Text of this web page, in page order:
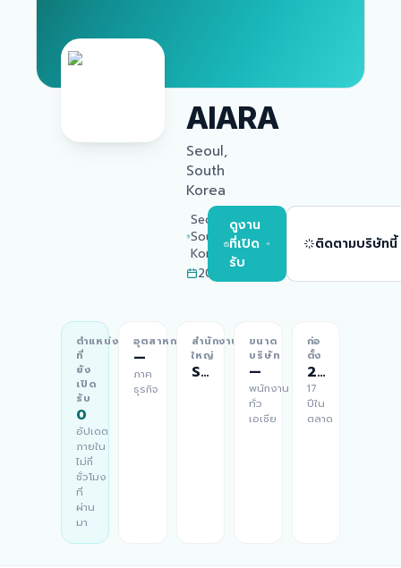
AIARA
Seoul,
South
Korea
Seoul,
South
Korea
2009
ดูงาน
ที่เปิด
รับ
ติดตามบริษัทนี้
ตำแหน่ง
ที่
ยัง
เปิด
รับ
0
อัปเดต
ภายใน
ไม่กี่
ชั่วโมง
ที่
ผ่าน
มา
อุตสาหกรรม
—
ภาค
ธุรกิจ
สำนักงาน
ใหญ่
Seoul, South Korea
ขนาด
บริษัท
—
พนักงาน
ทั่ว
เอเชีย
ก่อ
ตั้ง
2009
17
ปีใน
ตลาด